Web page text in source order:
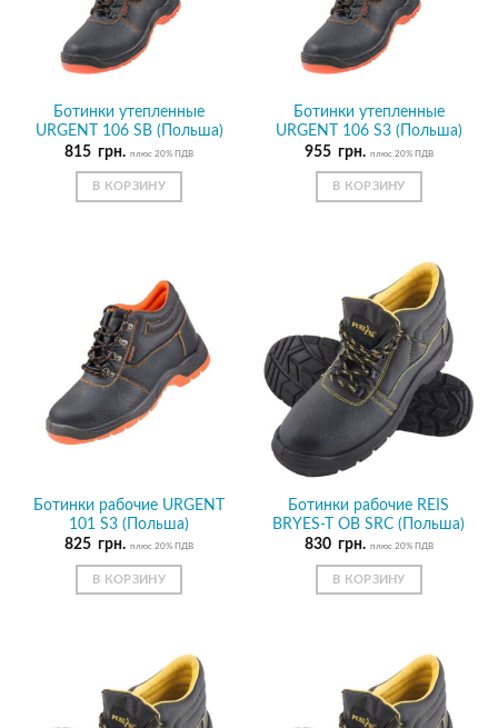
Ботинки утепленные
URGENT 106 SB (Польша)
815 грн. плюс 20% ПДВ
В КОРЗИНУ
Ботинки утепленные
URGENT 106 S3 (Польша)
955 грн. плюс 20% ПДВ
В КОРЗИНУ
Ботинки рабочие URGENT
101 S3 (Польша)
825 грн. плюс 20% ПДВ
В КОРЗИНУ
Ботинки рабочие REIS
BRYES-T OB SRC (Польша)
830 грн. плюс 20% ПДВ
В КОРЗИНУ